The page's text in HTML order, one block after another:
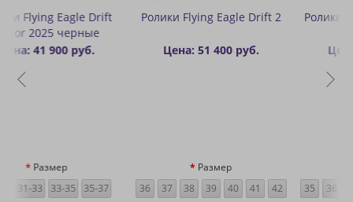
Ролики Flying Eagle Drift 2
Цена: 51 400 руб.
36
37 38 39 41
42
Ролики Flying Eagle Raptor
Цена: 39 900 руб.
35
36 37 38 39 40
41